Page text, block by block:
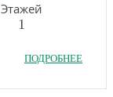
Этажей
1
ПОДРОБНЕЕ